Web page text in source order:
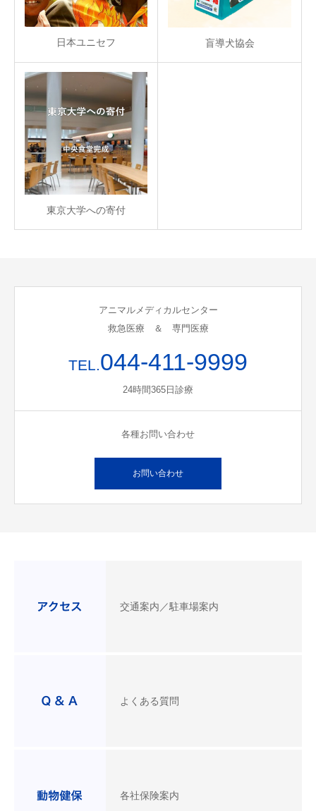
日本ユニセフ 盲導犬協会
東京大学への寄付
アニマルメディカルセンター
救急医療 ＆ 専門医療
TEL.044-411-9999
24時間365日診療
各種お問い合わせ
お問い合わせ
交通案内／駐車場案内
よくある質問
各社保険案内